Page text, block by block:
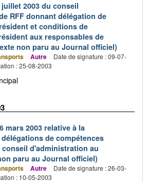
2003 du conseil
RFF donnant délégation de
et conditions de
aux responsables de
non paru au Journal officiel)
Autre
Date de signature : 09-07-
: 25-08-2003
mars 2003 relative à la
de compétences
d'administration au
paru au Journal officiel)
Autre
Date de signature : 26-03-
: 10-05-2003